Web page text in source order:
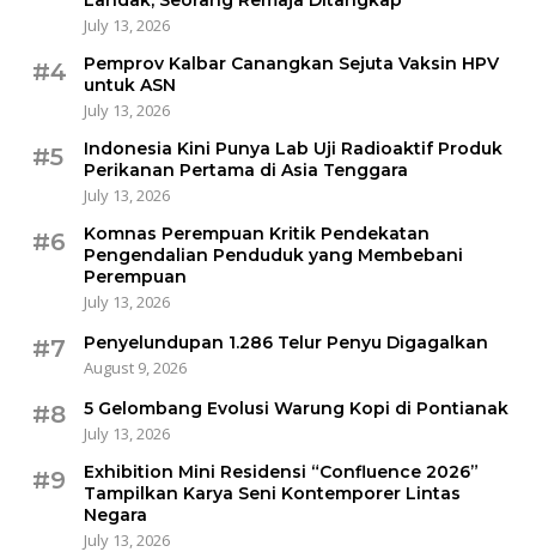
July 13, 2026
#4
Pemprov Kalbar Canangkan Sejuta Vaksin HPV
untuk ASN
July 13, 2026
#5
Indonesia Kini Punya Lab Uji Radioaktif Produk
Perikanan Pertama di Asia Tenggara
July 13, 2026
#6
Komnas Perempuan Kritik Pendekatan
Pengendalian Penduduk yang Membebani
Perempuan
July 13, 2026
#7
Penyelundupan 1.286 Telur Penyu Digagalkan
August 9, 2026
#8
5 Gelombang Evolusi Warung Kopi di Pontianak
July 13, 2026
#9
Exhibition Mini Residensi “Confluence 2026”
Tampilkan Karya Seni Kontemporer Lintas
Negara
July 13, 2026